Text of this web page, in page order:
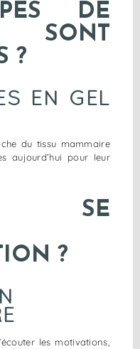
DE
SONT
?
EN GEL
du tissu mammaire
aujourd’hui pour leur
SE
?
les motivations,